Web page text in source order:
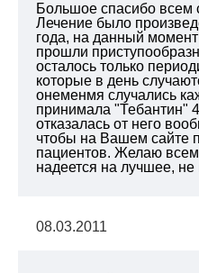
Большое спасибо всем
Лечение было
года, на данный
прошли
осталось только
которые в день
онеменмя случались
принимала "Тебантин"
отказалась от него
чтобы на Вашем сайте
пациентов. Желаю всем
надеется на лучшее, не
08.03.2011